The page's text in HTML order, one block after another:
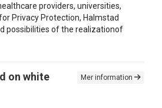
providers, universities,
Privacy Protection, Halmstad
possibilities of the realizationof
on white
Mer information